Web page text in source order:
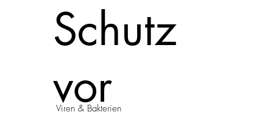
Viren & Bakterien
Schutz
vor